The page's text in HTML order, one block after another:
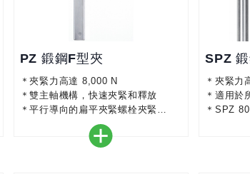
PZ 鍛鋼F型夾
＊夾緊力高達 8,000 N
＊雙主軸機構，快速夾緊和釋放
＊平行導向的扁平夾緊螺栓夾緊
＊BESSEY 防滑系統
SPZ
＊夾緊力
＊適用於
＊SPZ